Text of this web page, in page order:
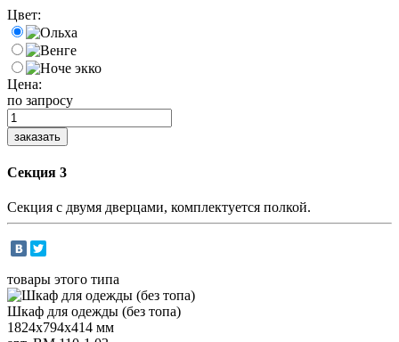
Цвет:
Цена:
по запросу
Секция 3
Секция с двумя дверцами, комплектуется полкой.
товары этого типа
Шкаф для одежды (без топа)
1824х794х414 мм